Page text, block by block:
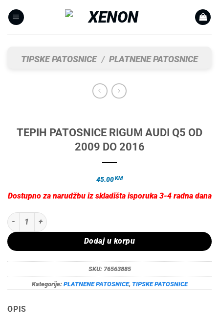
TIPSKE PATOSNICE / PLATNENE PATOSNICE
TEPIH PATOSNICE RIGUM AUDI Q5 OD
2009 DO 2016
45.00KM
Dostupno za narudžbu iz skladišta isporuka 3-4 radna dana
TEPIH PATOSNICE RIGUM AUDI Q5 OD 2009 DO 2016 količina
Dodaj u korpu
SKU: 76563885
Kategorije: PLATNENE PATOSNICE, TIPSKE PATOSNICE
OPIS